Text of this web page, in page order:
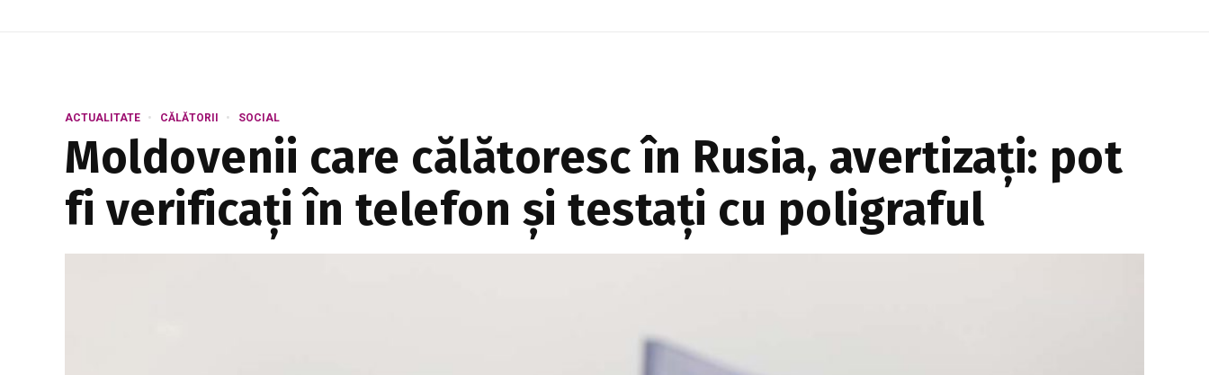
ACTUALITATE CĂLĂTORII SOCIAL
Moldovenii care călătoresc în Rusia, avertizați: pot
fi verificați în telefon și testați cu poligraful